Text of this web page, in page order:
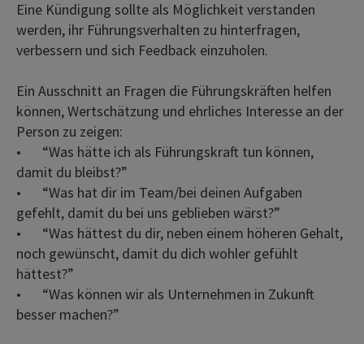
Eine Kündigung sollte als Möglichkeit verstanden
werden, ihr Führungsverhalten zu hinterfragen,
verbessern und sich Feedback einzuholen.
Ein Ausschnitt an Fragen die Führungskräften helfen
können, Wertschätzung und ehrliches Interesse an der
Person zu zeigen:
•
“Was hätte ich als Führungskraft tun können,
damit du bleibst?”
•
“Was hat dir im Team/bei deinen Aufgaben
gefehlt, damit du bei uns geblieben wärst?”
•
“Was hättest du dir, neben einem höheren Gehalt,
noch gewünscht, damit du dich wohler gefühlt
hättest?”
•
“Was können wir als Unternehmen in Zukunft
besser machen?”